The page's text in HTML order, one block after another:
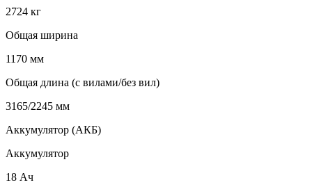
2724 кг
Общая ширина
1170 мм
Общая длина (с вилами/без вил)
3165/2245 мм
Аккумулятор (АКБ)
Аккумулятор
18 Ач